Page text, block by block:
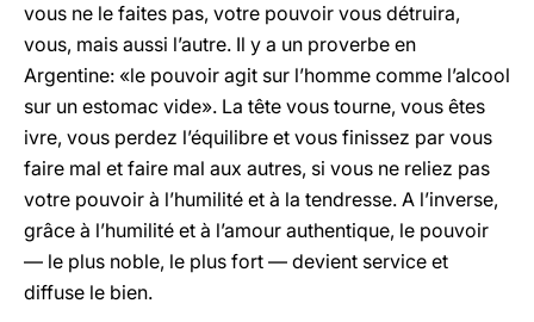
vous ne le faites pas, votre pouvoir vous détruira,
vous, mais aussi l’autre. Il y a un proverbe en
Argentine: «le pouvoir agit sur l’homme comme l’alcool
sur un estomac vide». La tête vous tourne, vous êtes
ivre, vous perdez l’équilibre et vous finissez par vous
faire mal et faire mal aux autres, si vous ne reliez pas
votre pouvoir à l’humilité et à la tendresse. A l’inverse,
grâce à l’humilité et à l’amour authentique, le pouvoir
— le plus noble, le plus fort — devient service et
diffuse le bien.